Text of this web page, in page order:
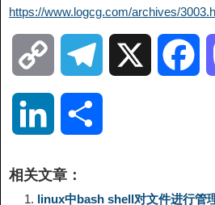
https://www.logcg.com/archives/
o
y
n
相关文章：
linux中bash shell对文件进行管